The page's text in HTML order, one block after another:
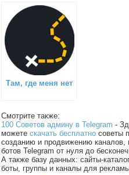
Там, где меня нет
Смотрите также:
100 Советов админу в Telegram -
можетескачать бесплатно советы
созданию и продвижению каналов,
ботов Telegram от нуля до
А также базу данных: сайты-
боты, группы и каналы для